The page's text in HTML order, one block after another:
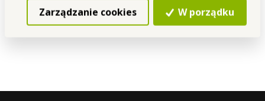
Zarządzanie cookies W porządku
Importer: Vaše Dedra s. r. o., Podhradní 69, Česká Skalice,
Česká republika